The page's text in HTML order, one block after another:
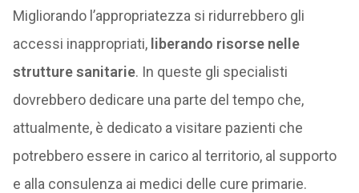
Migliorando l’appropriatezza si ridurrebbero gli
accessi inappropriati, liberando risorse nelle
strutture sanitarie. In queste gli specialisti
dovrebbero dedicare una parte del tempo che,
attualmente, è dedicato a visitare pazienti che
potrebbero essere in carico al territorio, al supporto
e alla consulenza ai medici delle cure primarie.